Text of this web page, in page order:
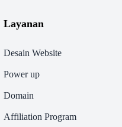
Layanan
Desain Website
Power up
Domain
Affiliation Program